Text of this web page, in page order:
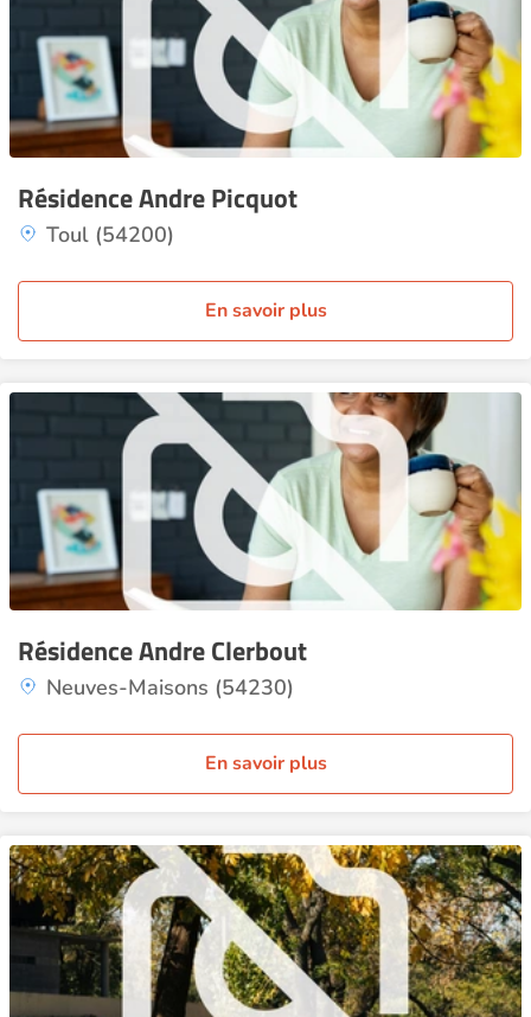
Résidence Andre Picquot
Toul (54200)
En savoir plus
Résidence Andre Clerbout
Neuves-Maisons (54230)
En savoir plus